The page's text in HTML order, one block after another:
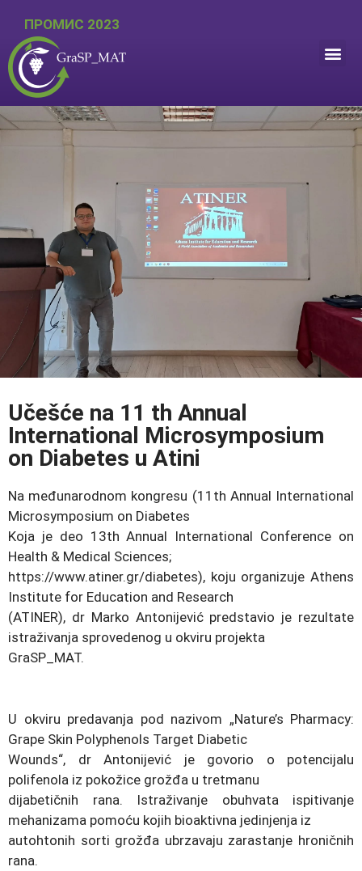
ПРОМИС 2023
Učešće na 11 th Annual
International Microsymposium
on Diabetes u Atini
Na međunarodnom kongresu (11th Annual International
Microsymposium on Diabetes
Koja je deo 13th Annual International Conference on
Health & Medical Sciences;
https://www.atiner.gr/diabetes), koju organizuje Athens
Institute for Education and Research
(ATINER), dr Marko Antonijević predstavio je rezultate
istraživanja sprovedenog u okviru projekta
GraSP_MAT.
U okviru predavanja pod nazivom „Nature’s Pharmacy:
Grape Skin Polyphenols Target Diabetic
Wounds“, dr Antonijević je govorio o potencijalu
polifenola iz pokožice grožđa u tretmanu
dijabetičnih rana. Istraživanje obuhvata ispitivanje
mehanizama pomoću kojih bioaktivna jedinjenja iz
autohtonih sorti grožđa ubrzavaju zarastanje hroničnih
rana.